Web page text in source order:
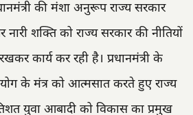
की मंशा अनुरूप राज्य सरकार
नारी शक्ति को राज्य सरकार की नीतियों
कार्य कर रही है। प्रधानमंत्री के
के मंत्र को आत्मसात करते हुए राज्य
युवा आबादी को विकास का प्रमुख